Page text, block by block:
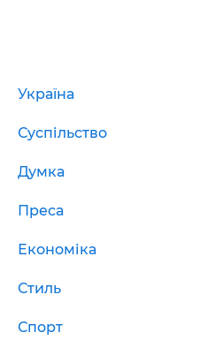
Україна
Суспільство
Думка
Преса
Економіка
Стиль
Спорт